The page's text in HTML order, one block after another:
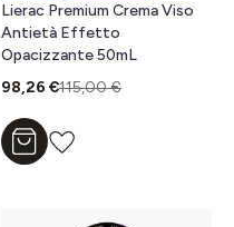
Lierac Premium Crema Viso
Antietà Effetto
Opacizzante 50mL
98,26 €115,00 €
Aggiungi al carrello